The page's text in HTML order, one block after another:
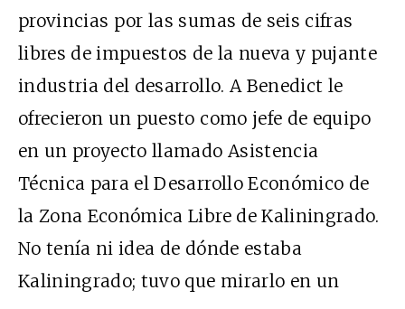
provincias por las sumas de seis cifras
libres de impuestos de la nueva y pujante
industria del desarrollo. A Benedict le
ofrecieron un puesto como jefe de equipo
en un proyecto llamado Asistencia
Técnica para el Desarrollo Económico de
la Zona Económica Libre de Kaliningrado.
No tenía ni idea de dónde estaba
Kaliningrado; tuvo que mirarlo en un